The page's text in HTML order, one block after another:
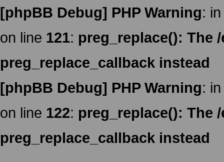
[phpBB Debug] PHP Warning:
on line 121: preg_replace(): The
preg_replace_callback instead
[phpBB Debug] PHP Warning:
on line 122: preg_replace(): The
preg_replace_callback instead